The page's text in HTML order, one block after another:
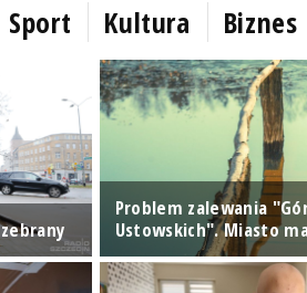
Sport Kultura Biznes
Problem zalewania
Ustowskich". Miasto